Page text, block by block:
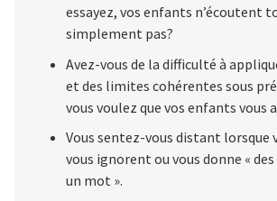
essayez, vos enfants n’écoutent
simplement pas?
Avez-vous de la difficulté à
et des limites cohérentes sous
vous voulez que vos enfants vous
Vous sentez-vous distant lorsque
vous ignorent ou vous donne «
un mot ».